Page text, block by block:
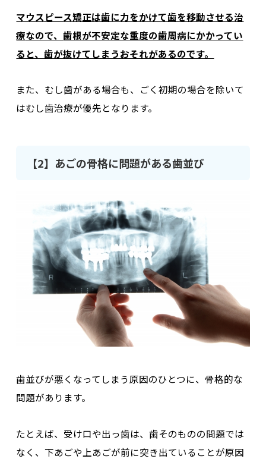
マウスピース矯正は歯に力をかけて歯を移動させる治
療なので、歯根が不安定な重度の歯周病にかかってい
ると、歯が抜けてしまうおそれがあるのです。
また、むし歯がある場合も、ごく初期の場合を除いて
はむし歯治療が優先となります。
【2】あごの骨格に問題がある歯並び
歯並びが悪くなってしまう原因のひとつに、骨格的な
問題があります。
たとえば、受け口や出っ歯は、歯そのものの問題では
なく、下あごや上あごが前に突き出ていることが原因